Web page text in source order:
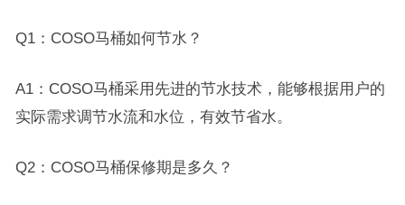
Q1：COSO马桶如何节水？
A1：COSO马桶采用先进的节水技术，能够根据用户的
实际需求调节水流和水位，有效节省水。
Q2：COSO马桶保修期是多久？